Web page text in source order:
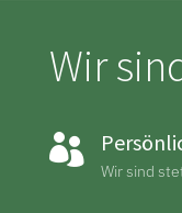
Wir

Wir sind